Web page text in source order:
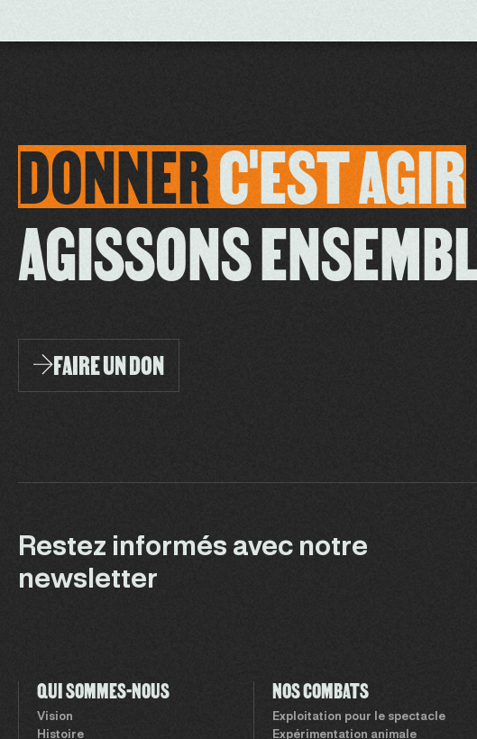
DONNERC'ESTAGIR
AGISSONS
FAIRE UN DON
Restez informés avec notre
newsletter
QUI SOMMES-NOUS
Vision
Histoire
NOS COMBATS
Exploitation pour le spectacle
Expérimentation animale